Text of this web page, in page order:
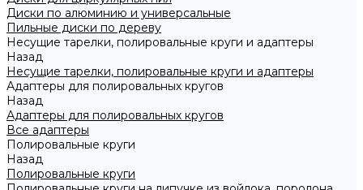
Диски по алюминию и универсальные
Пильные диски по дереву
Несущие тарелки, полировальные круги и адаптеры
Назад
Несущие тарелки, полировальные круги и адаптеры
Адаптеры для полировальных кругов
Назад
Адаптеры для полировальных кругов
Все адаптеры
Полировальные круги
Назад
Полировальные круги